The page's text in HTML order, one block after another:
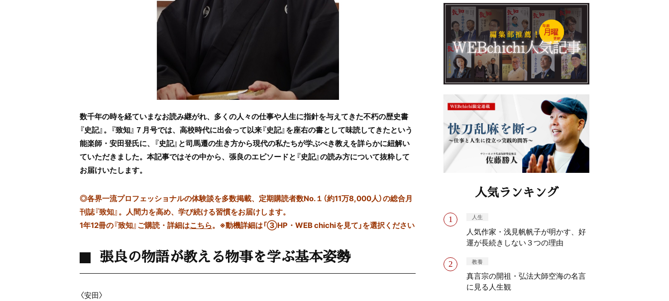
数千年の時を経ていまなお読み継がれ、多くの人々の仕事や人生に指針を与えてきた不朽の歴史書
『史記』。『致知』７月号では、高校時代に出会って以来『史記』を座右の書として味読してきたという
能楽師・安田登氏に、『史記』と司馬遷の生き方から現代の私たちが学ぶべき教えを詳らかに紐解い
ていただきました。本記事ではその中から、張良のエピソードと『史記』の読み方について抜粋して
お届けいたします。
◎各界一流プロフェッショナルの体験談を多数掲載、定期購読者数No.１（約11万8,000人）の総合月
刊誌『致知』。人間力を高め、学び続ける習慣をお届けします。
1年12冊の『致知』ご購読・詳細はこちら。 ※動機詳細は「③HP・WEB chichiを見て」を選択ください
張良の物語が教える物事を学ぶ基本姿勢
〈安田〉
人気ランキング
人生
人気作家・浅見帆帆子が明かす、好
運が長続きしない３つの理由
教養
真言宗の開祖・弘法大師空海の名言
に見る人生観